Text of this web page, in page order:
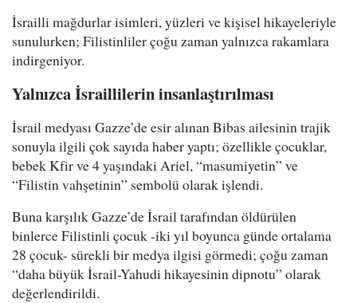
İsrailli mağdurlar isimleri, yüzleri ve kişisel hikayeleriyle
sunulurken; Filistinliler çoğu zaman yalnızca rakamlara
indirgeniyor.
Yalnızca İsraillilerin insanlaştırılması
İsrail medyası Gazze’de esir alınan Bibas ailesinin trajik
sonuyla ilgili çok sayıda haber yaptı; özellikle çocuklar,
bebek Kfir ve 4 yaşındaki Ariel, “masumiyetin” ve
“Filistin vahşetinin” sembolü olarak işlendi.
Buna karşılık Gazze’de İsrail tarafından öldürülen
binlerce Filistinli çocuk -iki yıl boyunca günde ortalama
28 çocuk- sürekli bir medya ilgisi görmedi; çoğu zaman
“daha büyük İsrail-Yahudi hikayesinin dipnotu” olarak
değerlendirildi.